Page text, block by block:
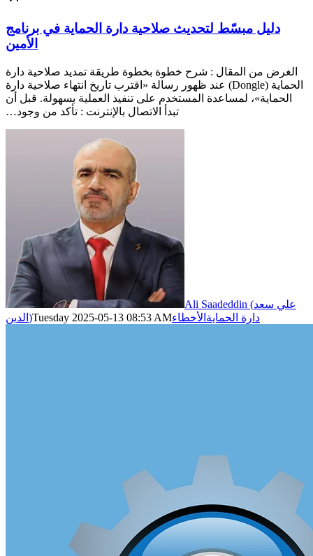
دليل مبسّط لتحديث صلاحية دارة الحماية في برنامج
الأمين
الغرض من المقال : شرح خطوة بخطوة طريقة تمديد صلاحية دارة
الحماية (Dongle) عند ظهور رسالة «اقترب تاريخ انتهاء صلاحية دارة
الحماية»، لمساعدة المستخدم على تنفيذ العملية بسهولة. قبل أن
تبدأ الاتصال بالإنترنت : تأكد من وجود…
Ali Saadeddin (علي سعد
الدين)Tuesday 2025-05-13 08:53 AM دارة الحماية الأخطاء